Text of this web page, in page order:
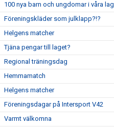
100 nya barn och ungdomar i våra lag
Föreningskläder som julklapp?!?
Helgens matcher
Tjäna pengar till laget?
Regional träningsdag
Hemmamatch
Helgens matcher
Föreningsdagar på Intersport V42
Varmt välkomna